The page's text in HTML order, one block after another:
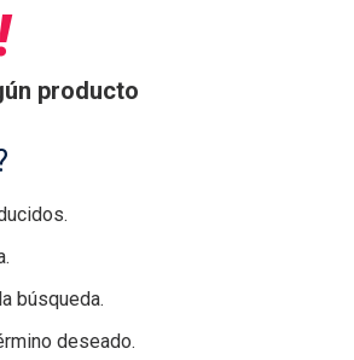
producto
búsqueda.
deseado.